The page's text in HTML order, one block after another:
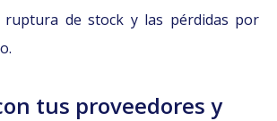
ruptura de stock y las pérdidas por
tus proveedores y